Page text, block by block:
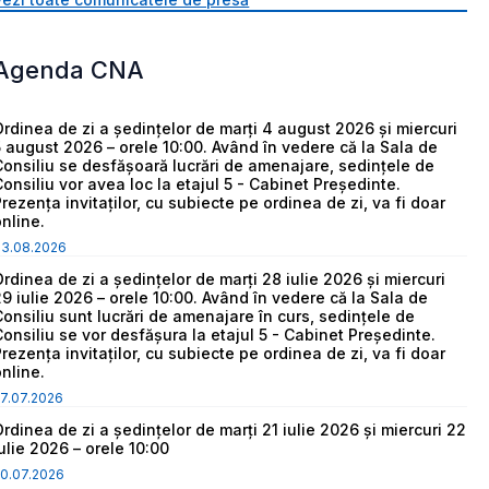
CNA
de zi a ședințelor de marți 4 august 2026 și miercuri
august 2026 – orele 10:00. Având în vedere că la Sala de
se desfășoară lucrări de amenajare, sedințele de
vor avea loc la etajul 5 - Cabinet Președinte.
invitaților, cu subiecte pe ordinea de zi, va fi doar
de zi a ședințelor de marți 28 iulie 2026 și miercuri
iulie 2026 – orele 10:00. Având în vedere că la Sala de
sunt lucrări de amenajare în curs, sedințele de
se vor desfășura la etajul 5 - Cabinet Președinte.
invitaților, cu subiecte pe ordinea de zi, va fi doar
de zi a ședințelor de marți 21 iulie 2026 și miercuri 22
2026 – orele 10:00